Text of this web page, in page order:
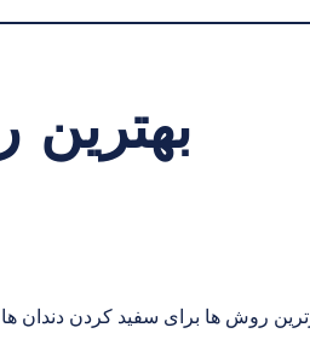
روش ها برای سفید کردن دندان